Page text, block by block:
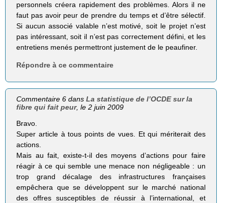
personnels créera rapidement des problèmes. Alors il ne
faut pas avoir peur de prendre du temps et d’être sélectif.
Si aucun associé valable n’est motivé, soit le projet n’est
pas intéressant, soit il n’est pas correctement défini, et les
entretiens menés permettront justement de le peaufiner.
Répondre à ce commentaire
Commentaire 6 dansLa statistique de l’OCDE sur la
fibre qui fait peur, le 2 juin 2009
Bravo.
Super article à tous points de vues. Et qui mériterait des
actions.
Mais au fait, existe-t-il des moyens d’actions pour faire
réagir à ce qui semble une menace non négligeable : un
trop grand décalage des infrastructures françaises
empêchera que se développent sur le marché national
des offres susceptibles de réussir à l’international, et